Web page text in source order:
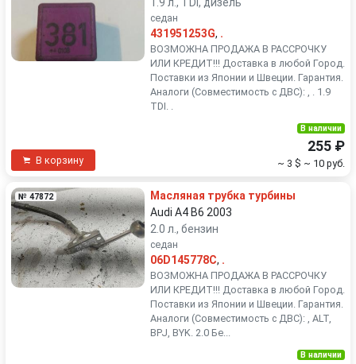
седан
431951253G, .
ВОЗМОЖНА ПРОДАЖА В РАССРОЧКУ
ИЛИ КРЕДИТ!!! Доставка в любой Город.
Поставки из Японии и Швеции. Гарантия.
Аналоги (Совместимость с ДВС): , . 1.9
TDI. .
В корзину
В наличии
255 ₽
~ 3 $ ~ 10 руб.
№ 47872
Масляная трубка турбины
Audi A4 B6 2003
2.0 л., бензин
седан
06D145778C, .
ВОЗМОЖНА ПРОДАЖА В РАССРОЧКУ
ИЛИ КРЕДИТ!!! Доставка в любой Город.
Поставки из Японии и Швеции. Гарантия.
Аналоги (Совместимость с ДВС): , ALT,
BPJ, BYK. 2.0 Бе...
В наличии